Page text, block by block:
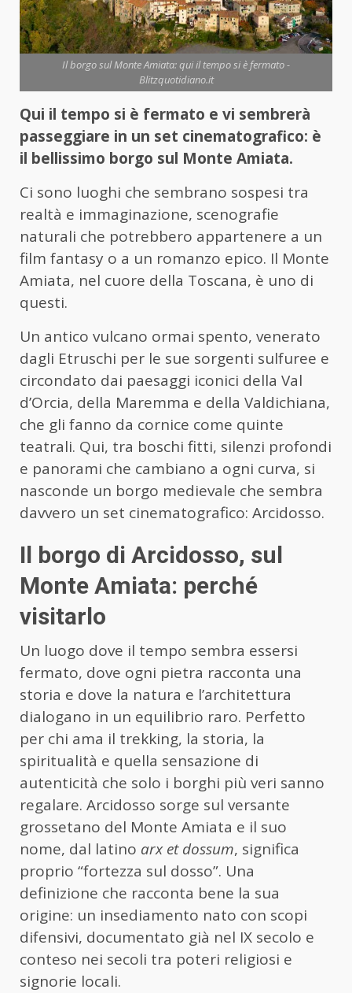
Il borgo sul Monte Amiata: qui il tempo si è fermato -
Blitzquotidiano.it
Qui il tempo si è fermato e vi sembrerà
passeggiare in un set cinematografico: è
il bellissimo borgo sul Monte Amiata.
Ci sono luoghi che sembrano sospesi tra
realtà e immaginazione, scenografie
naturali che potrebbero appartenere a un
film fantasy o a un romanzo epico. Il Monte
Amiata, nel cuore della Toscana, è uno di
questi.
Un antico vulcano ormai spento, venerato
dagli Etruschi per le sue sorgenti sulfuree e
circondato dai paesaggi iconici della Val
d’Orcia, della Maremma e della Valdichiana,
che gli fanno da cornice come quinte
teatrali. Qui, tra boschi fitti, silenzi profondi
e panorami che cambiano a ogni curva, si
nasconde un borgo medievale che sembra
davvero un set cinematografico: Arcidosso.
Il borgo di Arcidosso, sul
Monte Amiata: perché
visitarlo
Un luogo dove il tempo sembra essersi
fermato, dove ogni pietra racconta una
storia e dove la natura e l’architettura
dialogano in un equilibrio raro. Perfetto
per chi ama il trekking, la storia, la
spiritualità e quella sensazione di
autenticità che solo i borghi più veri sanno
regalare. Arcidosso sorge sul versante
grossetano del Monte Amiata e il suo
nome, dal latino arx et dossum, significa
proprio “fortezza sul dosso”. Una
definizione che racconta bene la sua
origine: un insediamento nato con scopi
difensivi, documentato già nel IX secolo e
conteso nei secoli tra poteri religiosi e
signorie locali.